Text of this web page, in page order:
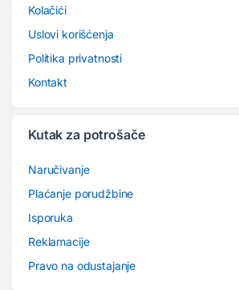
Kolačići
Uslovi korišćenja
Politika privatnosti
Kontakt
Kutak za potrošače
Naručivanje
Plaćanje porudžbine
Isporuka
Reklamacije
Pravo na odustajanje